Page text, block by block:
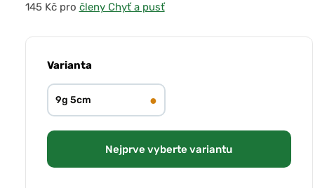
pro členy Chyť a pusť
Varianta
9g 5cm ●
Nejprve vyberte variantu